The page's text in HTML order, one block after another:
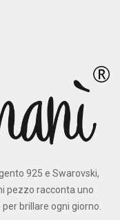
925 e Swarovski,
pezzo racconta uno
brillare ogni giorno.